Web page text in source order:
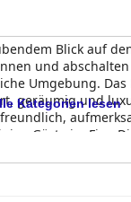
Blick auf
und
Umgebung.
geräumig und
Gäste im Fine
Kategorien lesen